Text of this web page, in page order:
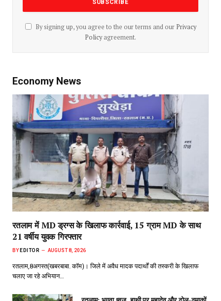
By signing up, you agree to the our terms and our Privacy
Policyagreement.
Economy News
रतलाम में MD ड्रग्स के खिलाफ कार्रवाई, 15 ग्राम MD के साथ
21 वर्षीय युवक गिरफ्तार
BY EDITOR AUGUST 8, 2026
रतलाम,8अगस्त(खबरबाबा. कॉम)। जिले में अवैध मादक पदार्थों की तस्करी के खिलाफ
चलाए जा रहे अभियान…